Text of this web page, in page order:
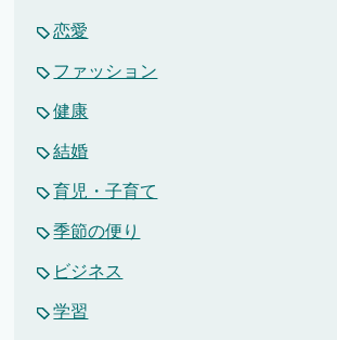
恋愛
ファッション
健康
結婚
育児・子育て
季節の便り
ビジネス
学習